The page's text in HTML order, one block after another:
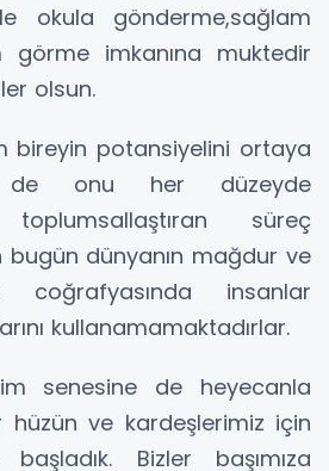
okula gönderme,sağlam
görme imkanına muktedir
olsun.
bireyin potansiyelini ortaya
de onu her düzeyde
toplumsallaştıran süreç
bugün dünyanın mağdur ve
insanlar
kullanamamaktadırlar.
senesine de heyecanla
ve kardeşlerimiz için
Bizler başımıza